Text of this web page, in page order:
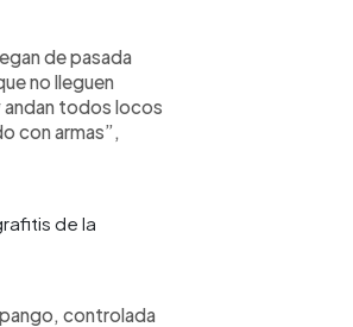
de pasada
no lleguen
andan todos locos
con armas”,
de la
controlada